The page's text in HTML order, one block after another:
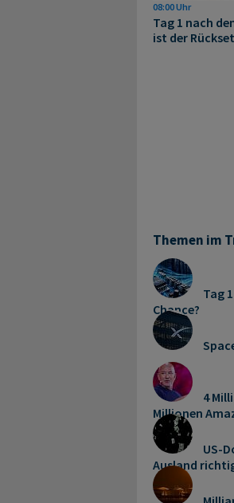
08:00 Uhr
Tag 1 nach
ist der
Themen im
Tag
Chance?
4
Millionen
US-
Ausland